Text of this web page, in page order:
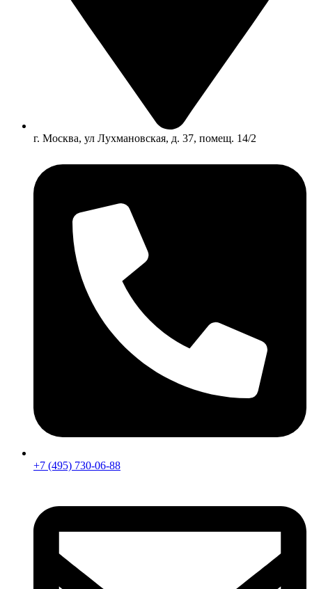
г. Москва, ул Лухмановская, д. 37, помещ. 14/2
+7 (495) 730-06-88